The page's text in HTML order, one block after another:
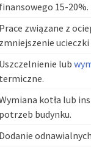
finansowego 15-20%.
Prace związane z
zmniejszenie ucieczki
Uszczelnienie lub
termiczne.
kotła lub
potrzeb budynku.
Dodanie